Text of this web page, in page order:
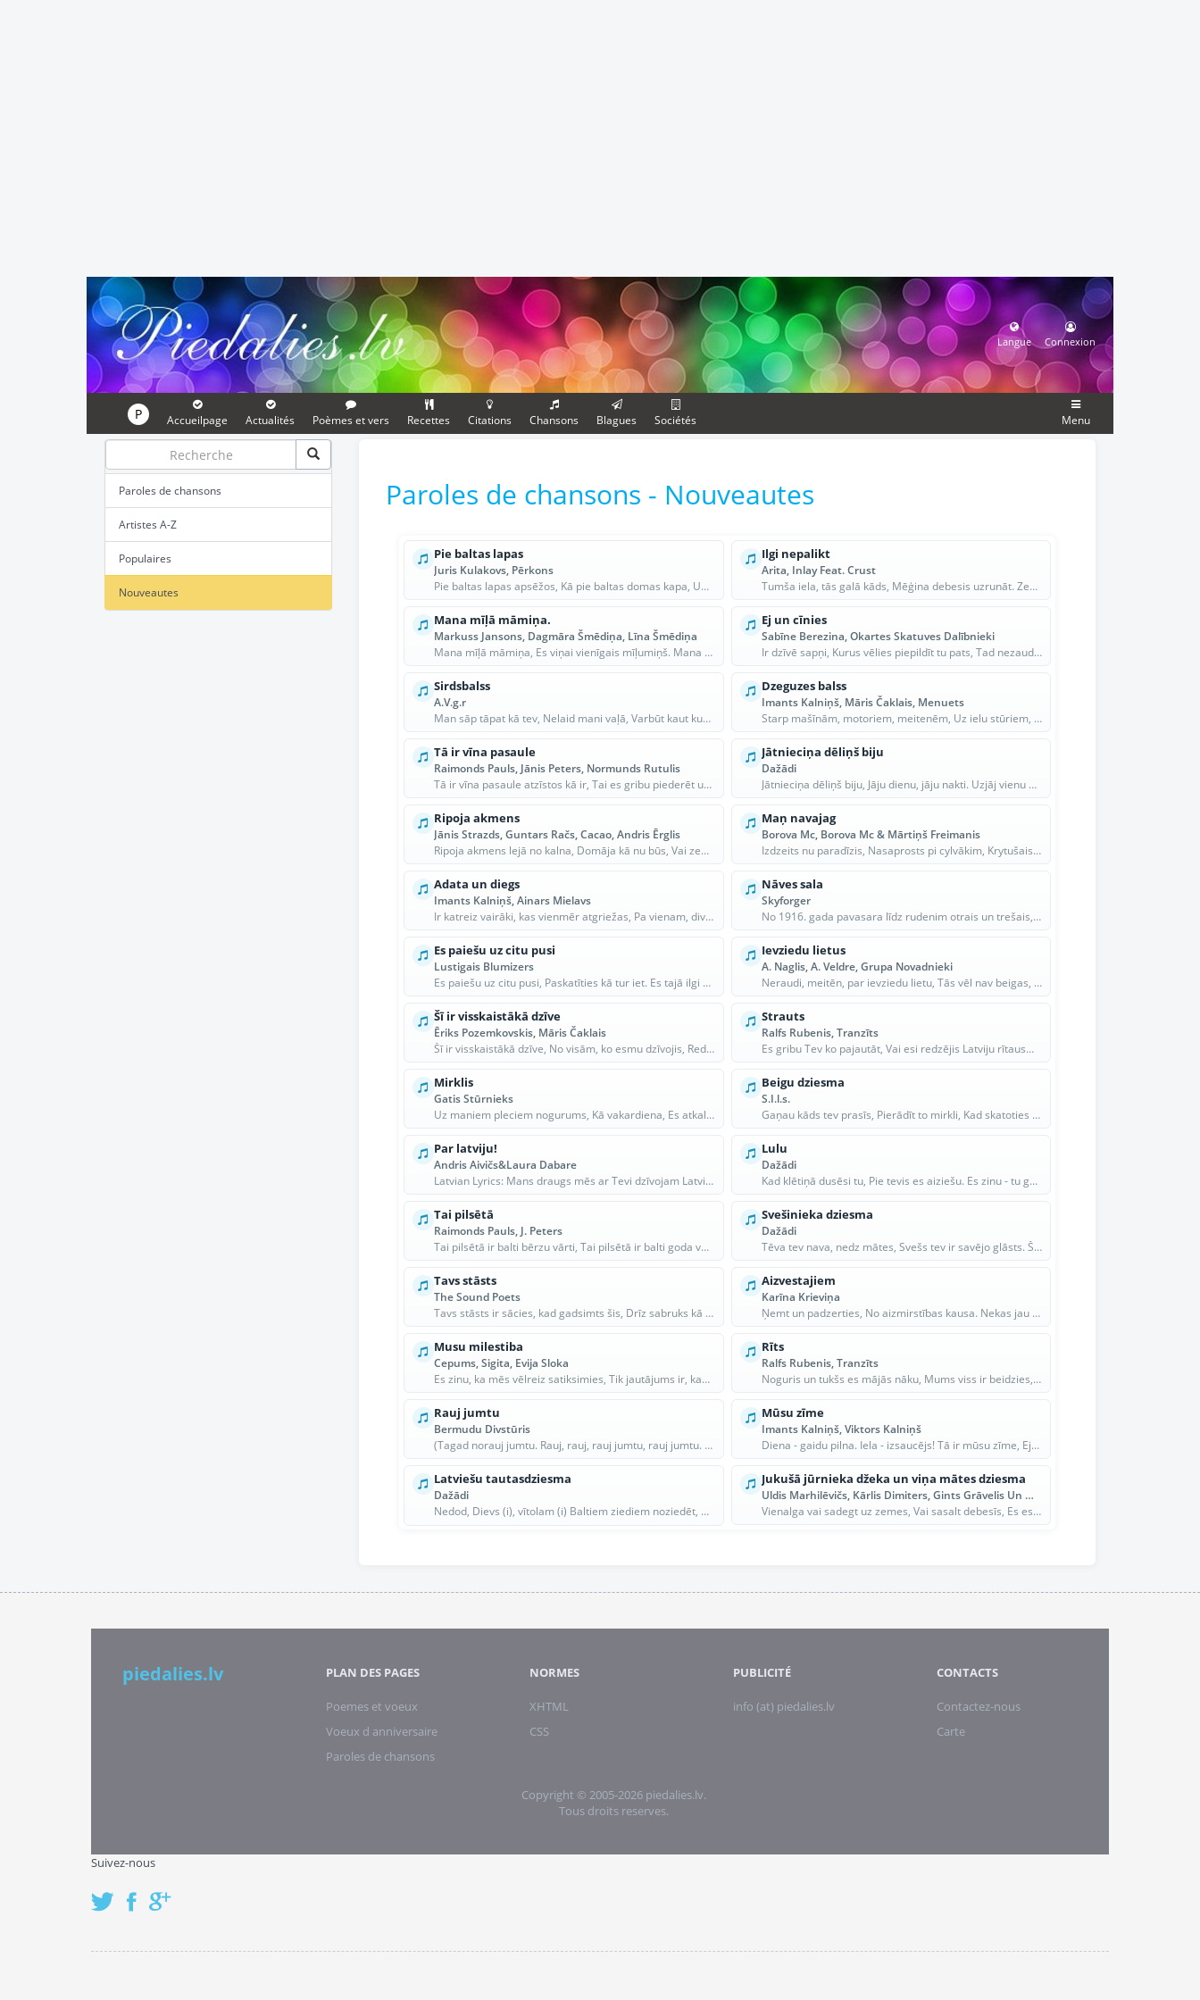
Langue Connexion
P Accueilpage Actualités Poèmes et vers Recettes Citations Chansons Blagues Sociétés Menu
Paroles de chansons
Artistes A-Z
Populaires
Nouveautes
Paroles de chansons - Nouveautes
Pie baltas lapas
Juris Kulakovs, Pērkons
Pie baltas lapas apsēžos, Kā pie baltas domas kapa, Un kas pažēlos reiz tos, Kas viens otru n...
Ilgi nepalikt
Arita, Inlay Feat. Crust
Tumša iela, tās galā kāds, Mēģina debesis uzrunāt. Zem kājām klusām ledus kliedz, Tev zvaigzn...
Mana mīļā māmiņa.
Markuss Jansons, Dagmāra Šmēdiņa, Līna Šmēdiņa
Mana mīļā māmiņa, Es viņai vienīgais mīļumiņš. Mana mīļā māmiņa, Mani mīļi mīlēj. Mani mīļi a...
Ej un cīnies
Sabīne Berezina, Okartes Skatuves Dalībnieki
Ir dzīvē sapņi, Kurus vēlies piepildīt tu pats, Tad nezaudē cerību, Ej un cīnies nepadodies t...
Sirdsbalss
A.V.g.r
Man sāp tāpat kā tev, Nelaid mani vaļā, Varbūt kaut kur citur, Lūdzu pacel mani spārnos, Cik...
Dzeguzes balss
Imants Kalniņš, Māris Čaklais, Menuets
Starp mašīnām, motoriem, meitenēm, Uz ielu stūriem, kas salst; Starp rēcieniem, rūcieniem, sv...
Tā ir vīna pasaule
Raimonds Pauls, Jānis Peters, Normunds Rutulis
Tā ir vīna pasaule atzīstos kā ir, Tai es gribu piederēt un no visas sirds, Tā ir vīna dvēsel...
Jātnieciņa dēliņš biju
Dažādi
Jātnieciņa dēliņš biju, Jāju dienu, jāju nakti. Uzjāj vienu augstu kalnu, Lejā dziļu avotiņu....
Ripoja akmens
Jānis Strazds, Guntars Račs, Cacao, Andris Ērglis
Ripoja akmens lejā no kalna, Domāja kā nu būs, Vai zemu kritīs, vai tālu ripos, Vai saules sm...
Maņ navajag
Borova Mc, Borova Mc & Mārtiņš Freimanis
Izdzeits nu paradīzis, Nasaprosts pi cylvākim, Krytušais eņgeļs, Apkuort pasaulei kleist. Dīn...
Adata un diegs
Imants Kalniņš, Ainars Mielavs
Ir katreiz vairāki, kas vienmēr atgriežas, Pa vienam, divatā, pa simtiem kolonnās. Kad skaļi...
Nāves sala
Skyforger
No 1916. gada pavasara līdz rudenim otrais un trešais, Strēlnieku bataļons kopā ar krievu daļ...
Es paiešu uz citu pusi
Lustigais Blumizers
Es paiešu uz citu pusi, Paskatīties kā tur iet. Es tajā ilgi neuzkavēšos, Man nedaudz vienam...
Ievziedu lietus
A. Naglis, A. Veldre, Grupa Novadnieki
Neraudi, meitēn, par ievziedu lietu, Tās vēl nav beigas, netici tam. Brauksim mēs projām uz s...
Šī ir visskaistākā dzīve
Ēriks Pozemkovskis, Māris Čaklais
Šī ir visskaistākā dzīve, No visām, ko esmu dzīvojis, Redzi - saule, saulīte, Dzīva pavisam,...
Strauts
Ralfs Rubenis, Tranzīts
Es gribu Tev ko pajautāt, Vai esi redzējis Latviju rītausmā - jā, Tad varam sākt, Par sajūtām...
Mirklis
Gatis Stūrnieks
Uz maniem pleciem nogurums, Kā vakardiena, Es atkal esmu viens, Visapkārt nav neviena, Ceļa p...
Beigu dziesma
S.I.l.s.
Gaņau kāds tev prasīs, Pierādīt to mirkli, Kad skatoties man acīes, Kopā ar tevi sirdī, Gaņau...
Par latviju!
Andris Aivičs&Laura Dabare
Latvian Lyrics: Mans draugs mēs ar Tevi dzīvojam Latvijā. Mēs bieži nesaprotam, bet mums tā i...
Lulu
Dažādi
Kad klētiņā dusēsi tu, Pie tevis es aiziešu. Es zinu - tu gaidīsi mani, ai, mani, Un durtiņas...
Tai pilsētā
Raimonds Pauls, J. Peters
Tai pilsētā ir balti bērzu vārti, Tai pilsētā ir balti goda vārti, Tai pilsētai deg lūpās bur...
Svešinieka dziesma
Dažādi
Tēva tev nava, nedz mātes, Svešs tev ir savējo glāsts. Šodien tu šeit, kurp gan rītu, Dzīs te...
Tavs stāsts
The Sound Poets
Tavs stāsts ir sācies, kad gadsimts šis, Drīz sabruks kā kāršu nams, tad zelts, Un nogrims ta...
Aizvestajiem
Karīna Krieviņa
Ņemt un padzerties, No aizmirstības kausa. Nekas jau nemainās. Nekas jau nezūd. Pagātni nevar...
Musu milestiba
Cepums, Sigita, Evija Sloka
Es zinu, ka mēs vēlreiz satiksimies, Tik jautājums ir, kad tas būs un kur. Par spīti tam, ka...
Rīts
Ralfs Rubenis, Tranzīts
Noguris un tukšs es mājās nāku, Mums viss ir beidzies, Dārgums mans par kapeikām ir pārdots,...
Rauj jumtu
Bermudu Divstūris
(Tagad norauj jumtu. Rauj, rauj, rauj jumtu, rauj jumtu. Rauj, rauj, rauj jumtu, rauj jumtu....
Mūsu zīme
Imants Kalniņš, Viktors Kalniņš
Diena - gaidu pilna. Iela - izsaucējs! Tā ir mūsu zīme, Ejam - rīta vējš. Stunda - cik tā ska...
Latviešu tautasdziesma
Dažādi
Nedod, Dievs (i), vītolam (i) Baltiem ziediem noziedēt, Piedziedājums: 2x, Visskaistāko meite...
Jukušā jūrnieka džeka un viņa mātes dziesma
Uldis Marhilēvičs, Kārlis Dimiters, Gints Grāvelis Un Mirdza Martinsone
Vienalga vai sadegt uz zemes, Vai sasalt debesīs, Es esmu vien silta gaļa, Ko saprāts vairs n...
piedalies.lv PLAN DES PAGES
Poemes et voeux
Voeux d anniversaire
Paroles de chansons
NORMES
XHTML
CSS
PUBLICITÉ
info (at) piedalies.lv
CONTACTS
Contactez-nous
Carte
Copyright © 2005-2026 piedalies.lv.
Tous droits reserves.
Suivez-nous